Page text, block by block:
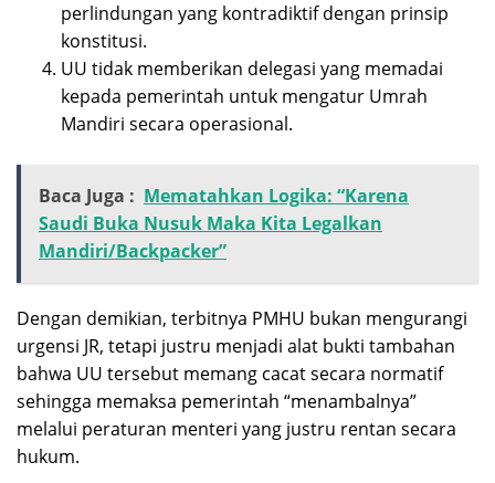
perlindungan yang kontradiktif dengan prinsip
konstitusi.
UU tidak memberikan delegasi yang memadai
kepada pemerintah untuk mengatur Umrah
Mandiri secara operasional.
Baca Juga : Mematahkan Logika: “Karena
Saudi Buka Nusuk Maka Kita Legalkan
Mandiri/Backpacker”
Dengan demikian, terbitnya PMHU bukan mengurangi
urgensi JR, tetapi justru menjadi alat bukti tambahan
bahwa UU tersebut memang cacat secara normatif
sehingga memaksa pemerintah “menambalnya”
melalui peraturan menteri yang justru rentan secara
hukum.